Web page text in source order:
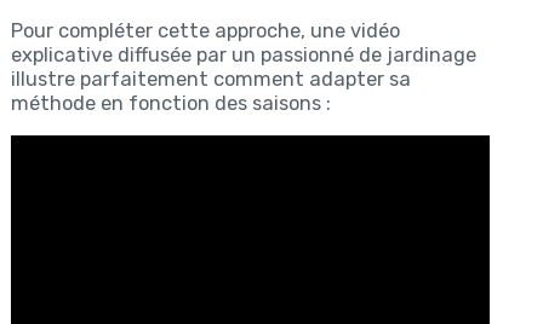
Pour compléter cette approche, une vidéo
explicative diffusée par un passionné de jardinage
illustre parfaitement comment adapter sa
méthode en fonction des saisons :